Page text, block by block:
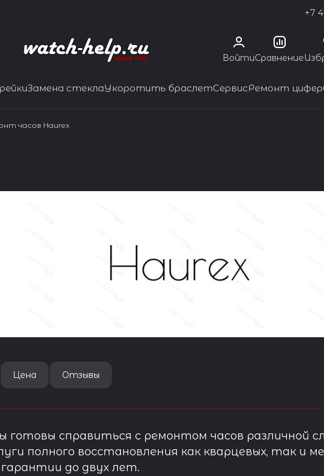
+7
ВойтиСравнение
Замена стеклаУкоротить браслетСервисРемонт
часов Haurex
Цена Отзывы
готовы справиться с ремонтом часов различной
полного восстановления как кварцевых, так и
до двух лет.